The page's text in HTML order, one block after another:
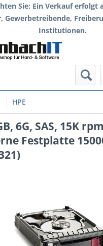
Sie: Ein Verkauf erfolgt
Gewerbetreibende,
Institutionen.
HPE
6G, SAS, 15K
Festplatte